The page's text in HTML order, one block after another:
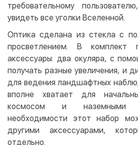
требовательному
увидеть все уголки Вселенной.
Оптика сделана из стекла с
просветлением. В комплект
аксессуары: два окуляра, с
получать разные увеличения, и
для ведения ландшафтных
вполне хватает для
космосом и наземными
необходимости этот набор
другими аксессуарами,
отдельно.